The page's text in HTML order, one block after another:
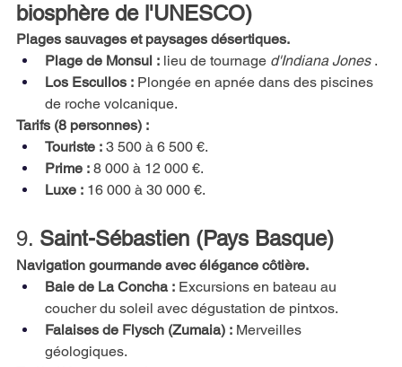
biosphère de l'UNESCO)
Plages sauvages et paysages désertiques.
Plage de Monsul : lieu de tournage d'Indiana Jones .
Los Escullos : Plongée en apnée dans des piscines
de roche volcanique.
Tarifs (8 personnes) :
Touriste : 3 500 à 6 500 €.
Prime : 8 000 à 12 000 €.
Luxe : 16 000 à 30 000 €.
9. Saint-Sébastien (Pays Basque)
Navigation gourmande avec élégance côtière.
Baie de La Concha : Excursions en bateau au
coucher du soleil avec dégustation de pintxos.
Falaises de Flysch (Zumaia) : Merveilles
géologiques.